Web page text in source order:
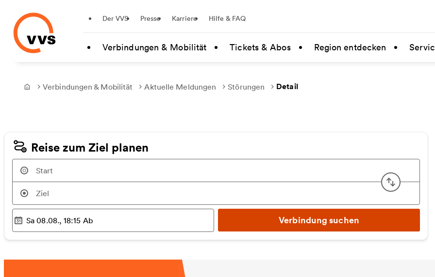
Zum Hauptinhalt springen
Der VVS Presse Karriere Hilfe & FAQ
Verbindungen & Mobilität Tickets & Abos Region entdecken
Frontpage
Verbindungen & Mobilität Aktuelle Meldungen Störungen Detail
Reise zum Ziel planen
Start
Ausgewählter Zeitpunkt
Sa 08.08., 18:15 Ab Verbindung suchen